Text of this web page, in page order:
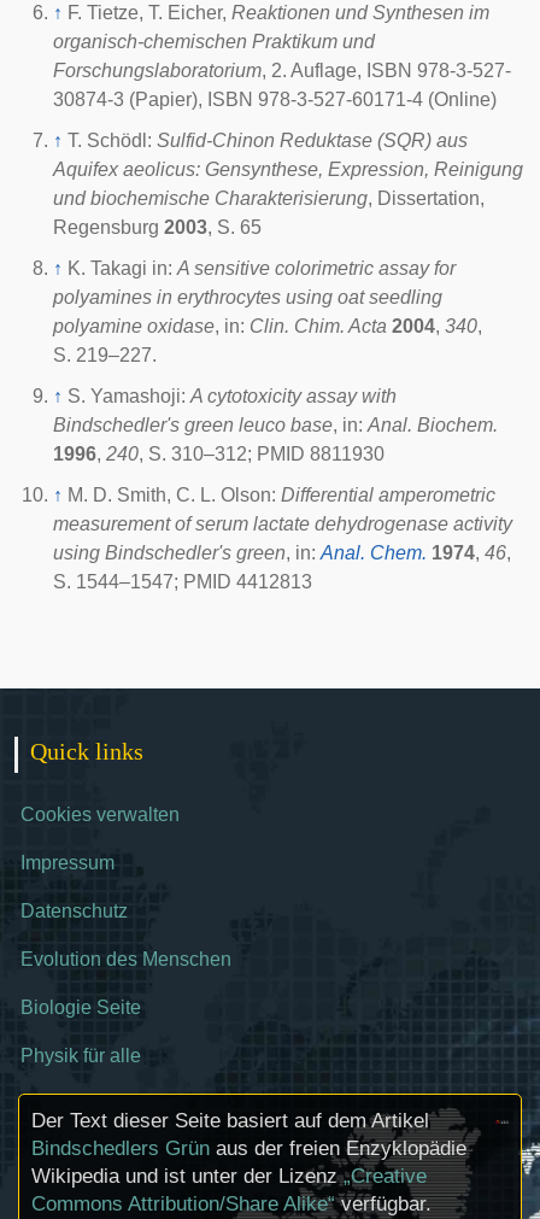
↑ F. Tietze, T. Eicher, Reaktionen und Synthesen im
organisch-chemischen Praktikum und
Forschungslaboratorium, 2. Auflage, ISBN 978-3-527-
30874-3 (Papier), ISBN 978-3-527-60171-4 (Online)
↑ T. Schödl: Sulfid-Chinon Reduktase (SQR) aus
Aquifex aeolicus: Gensynthese, Expression, Reinigung
und biochemische Charakterisierung, Dissertation,
Regensburg 2003, S. 65
↑ K. Takagi in: A sensitive colorimetric assay for
polyamines in erythrocytes using oat seedling
polyamine oxidase, in: Clin. Chim. Acta 2004, 340,
S. 219–227.
↑ S. Yamashoji: A cytotoxicity assay with
Bindschedler's green leuco base, in: Anal. Biochem.
1996, 240, S. 310–312; PMID 8811930
↑ M. D. Smith, C. L. Olson: Differential amperometric
measurement of serum lactate dehydrogenase activity
using Bindschedler's green, in: Anal. Chem. 1974, 46,
S. 1544–1547; PMID 4412813
Quick links
Cookies verwalten
Impressum
Datenschutz
Evolution des Menschen
Biologie Seite
Physik für alle
Der Text dieser Seite basiert auf dem Artikel
Bindschedlers Grün aus der freien Enzyklopädie
Wikipedia und ist unter der Lizenz„Creative
Commons Attribution/Share Alike“verfügbar.